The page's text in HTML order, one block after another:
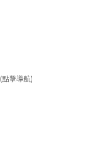
(點擊導航)